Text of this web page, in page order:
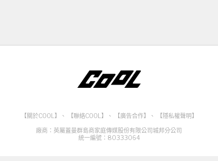
【關於COOL】 、 【聯絡COOL】 、 【廣告合作】 、
【隱私權聲明】
廠商：英屬蓋曼群島商家庭傳媒股份有限公司城邦分公司
統一編號：80333064